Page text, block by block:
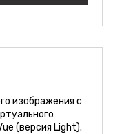
изображения с
(версия Light).